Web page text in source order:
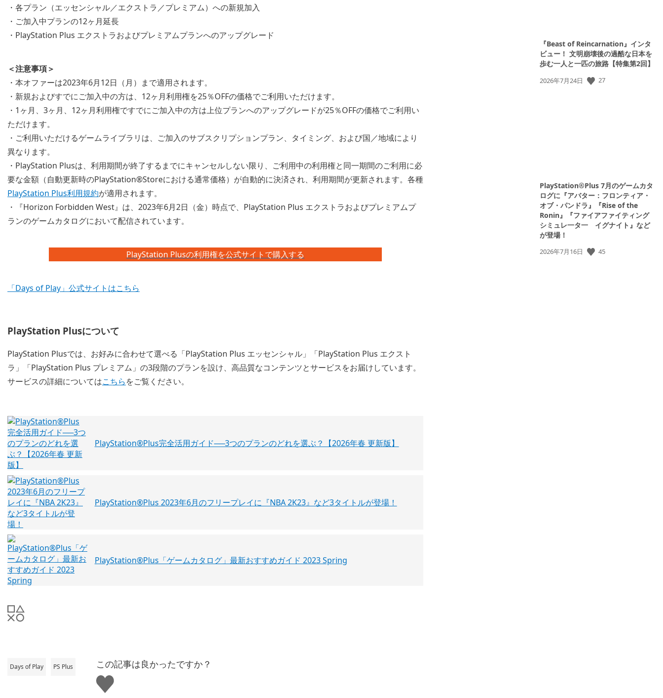
・各プラン（エッセンシャル／エクストラ／プレミアム）への新規加入
・ご加入中プランの12ヶ月延長
・PlayStation Plus エクストラおよびプレミアムプランへのアップグレード
＜注意事項＞
・本オファーは2023年6月12日（月）まで適用されます。
・新規およびすでにご加入中の方は、12ヶ月利用権を25％OFFの価格でご利用いただけます。
・1ヶ月、3ヶ月、12ヶ月利用権ですでにご加入中の方は上位プランへのアップグレードが25％OFFの価格でご利用い
ただけます。
・ご利用いただけるゲームライブラリは、ご加入のサブスクリプションプラン、タイミング、および国／地域により
異なります。
・PlayStation Plusは、利用期間が終了するまでにキャンセルしない限り、ご利用中の利用権と同一期間のご利用に必
要な金額（自動更新時のPlayStation®Storeにおける通常価格）が自動的に決済され、利用期間が更新されます。各種
PlayStation Plus利用規約が適用されます。
・『Horizon Forbidden West』は、2023年6月2日（金）時点で、PlayStation Plus エクストラおよびプレミアムプ
ランのゲームカタログにおいて配信されています。
PlayStation Plusの利用権を公式サイトで購入する
「Days of Play」公式サイトはこちら
PlayStation Plusについて
PlayStation Plusでは、お好みに合わせて選べる「PlayStation Plus エッセンシャル」「PlayStation Plus エクスト
ラ」「PlayStation Plus プレミアム」の3段階のプランを設け、高品質なコンテンツとサービスをお届けしています。
サービスの詳細についてはこちらをご覧ください。
PlayStation®Plus完全活用ガイド──3つのプランのどれを選ぶ？【2026年春 更新版】
PlayStation®Plus 2023年6月のフリープレイに『NBA 2K23』など3タイトルが登場！
PlayStation®Plus「ゲームカタログ」最新おすすめガイド 2023 Spring
Days of Play PS Plus
この記事は良かったですか？
い
い
『Beast of Reincarnation』インタ
ビュー！ 文明崩壊後の過酷な日本を
歩む一人と一匹の旅路【特集第2回】
公
2026年7月24日 27
PlayStation®Plus 7月のゲームカタ
ログに『アバター：フロンティア・
オブ・パンドラ』『Rise of the
Ronin』『ファイアファイティング
シミュレ一タ一 イグナイト』など
が登場！
公
2026年7月16日 45